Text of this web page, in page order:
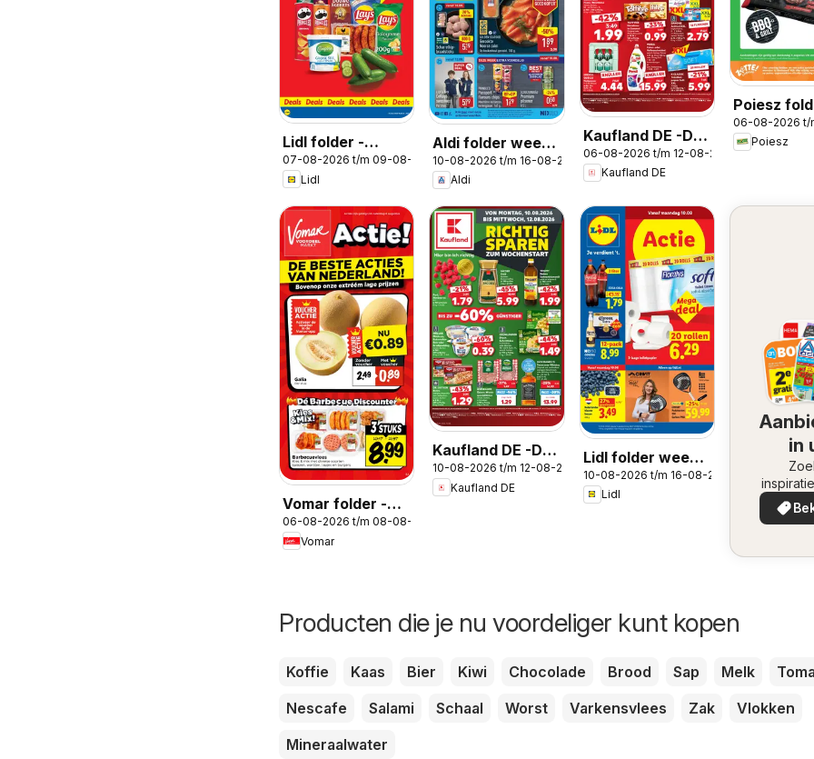
Lidl folder -
Weekenddeals
07-08-2026 t/m 09-08-2026
Lidl
Aldi folder week
33
10-08-2026 t/m 16-08-2026
Aldi
Kaufland DE -DE
Folder
06-08-2026 t/m 12-08-2026
Kaufland DE
Poiesz
06-08-2026 t/
Poiesz
Vomar folder -
Weekend folder
06-08-2026 t/m 08-08-2026
Vomar
Kaufland DE -DE
Folder
10-08-2026 t/m 12-08-2026
Kaufland DE
Lidl folder week
33
10-08-2026 t/m 16-08-2026
Lidl
in
de
in uw
Producten die je nu voordeliger kunt kopen
Koffie Kaas Bier Kiwi Chocolade Brood Sap Melk
Nescafe
Salami Schaal Worst Varkensvlees Zak
Vlokken
Mineraalwater